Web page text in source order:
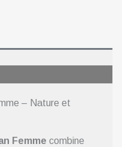
– Nature et
Femme combine